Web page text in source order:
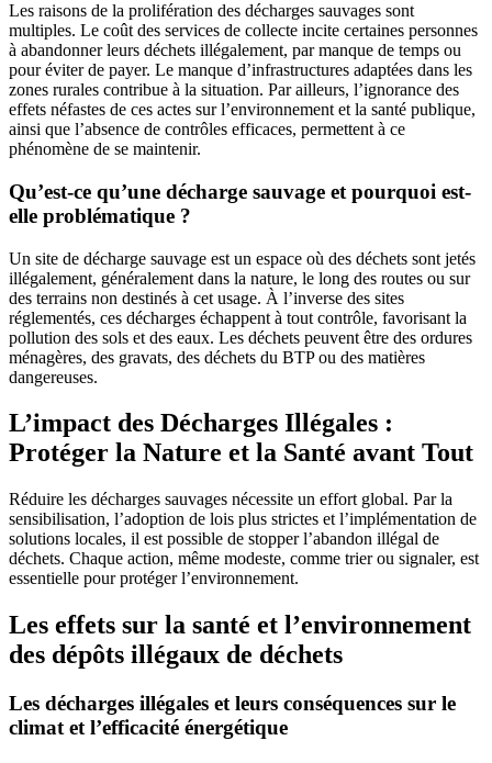
Les raisons de la prolifération des décharges sauvages sont
multiples. Le coût des services de collecte incite certaines personnes
à abandonner leurs déchets illégalement, par manque de temps ou
pour éviter de payer. Le manque d’infrastructures adaptées dans les
zones rurales contribue à la situation. Par ailleurs, l’ignorance des
effets néfastes de ces actes sur l’environnement et la santé publique,
ainsi que l’absence de contrôles efficaces, permettent à ce
phénomène de se maintenir.
Qu’est-ce qu’une décharge sauvage et pourquoi est-
elle problématique ?
Un site de décharge sauvage est un espace où des déchets sont jetés
illégalement, généralement dans la nature, le long des routes ou sur
des terrains non destinés à cet usage. À l’inverse des sites
réglementés, ces décharges échappent à tout contrôle, favorisant la
pollution des sols et des eaux. Les déchets peuvent être des ordures
ménagères, des gravats, des déchets du BTP ou des matières
dangereuses.
L’impact des Décharges Illégales :
Protéger la Nature et la Santé avant Tout
Réduire les décharges sauvages nécessite un effort global. Par la
sensibilisation, l’adoption de lois plus strictes et l’implémentation de
solutions locales, il est possible de stopper l’abandon illégal de
déchets. Chaque action, même modeste, comme trier ou signaler, est
essentielle pour protéger l’environnement.
Les effets sur la santé et l’environnement
des dépôts illégaux de déchets
Les décharges illégales et leurs conséquences sur le
climat et l’efficacité énergétique